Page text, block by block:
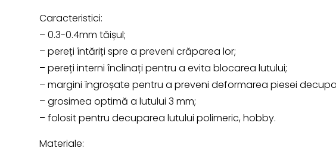
Caracteristici:
– 0.3-0.4mm tăișul;
– pereți întăriți spre a preveni crăparea lor;
– pereți interni înclinați pentru a evita blocarea lutului;
– margini îngroșate pentru a preveni deformarea piesei
– grosimea optimă a lutului 3 mm;
– folosit pentru decuparea lutului polimeric, hobby.
Materiale: